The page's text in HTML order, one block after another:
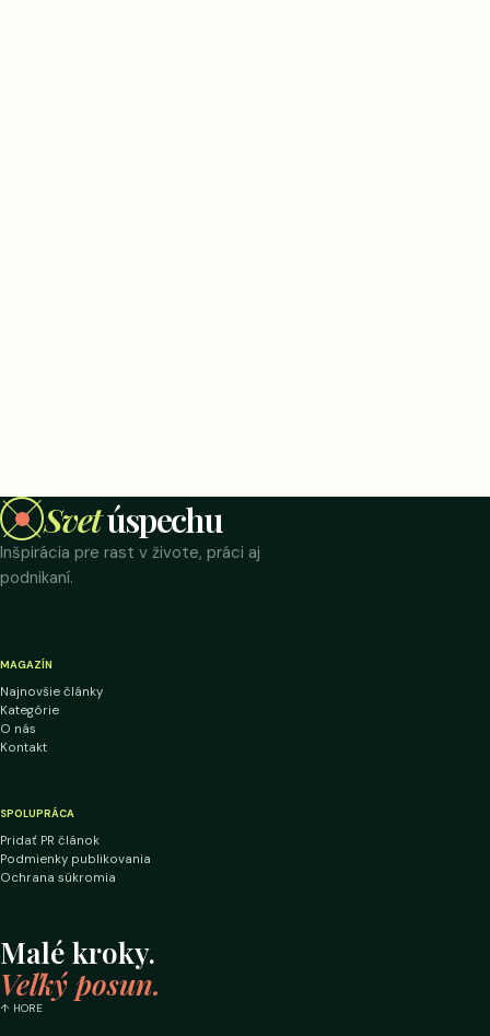
Svetúspechu
Inšpirácia pre rast v živote, práci aj
podnikaní.
MAGAZÍN
Najnovšie články
Kategórie
O nás
Kontakt
SPOLUPRÁCA
Pridať PR článok
Podmienky publikovania
Ochrana súkromia
Malé kroky.
Veľký posun.
↑ HORE